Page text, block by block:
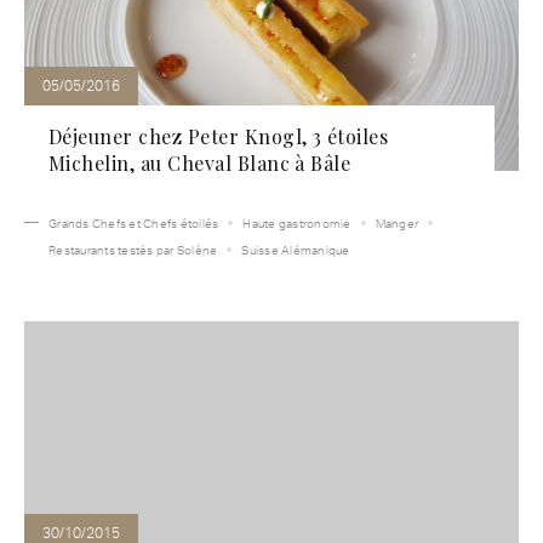
05/05/2016
Déjeuner chez Peter Knogl, 3 étoiles
Michelin, au Cheval Blanc à Bâle
Grands Chefs et Chefs étoilés Haute gastronomie
Manger
Restaurants testés par Solène
Suisse Alémanique
30/10/2015